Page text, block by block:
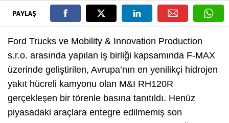
PAYLAŞ
Ford Trucks ve Mobility & Innovation Production
s.r.o. arasında yapılan iş birliği kapsamında F-MAX
üzerinde geliştirilen, Avrupa’nın en yenilikçi hidrojen
yakıt hücreli kamyonu olan M&I RH120R
gerçekleşen bir törenle basına tanıtıldı. Henüz
piyasadaki araçlara entegre edilmemiş son